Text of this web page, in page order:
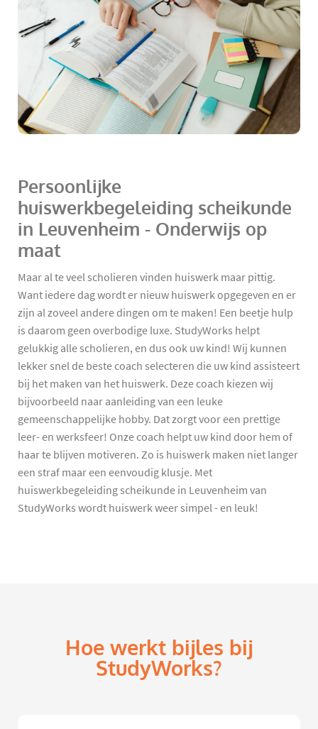
Persoonlijke
huiswerkbegeleiding scheikunde
in Leuvenheim - Onderwijs op
maat
Maar al te veel scholieren vinden huiswerk maar pittig.
Want iedere dag wordt er nieuw huiswerk opgegeven en er
zijn al zoveel andere dingen om te maken! Een beetje hulp
is daarom geen overbodige luxe. StudyWorks helpt
gelukkig alle scholieren, en dus ook uw kind! Wij kunnen
lekker snel de beste coach selecteren die uw kind assisteert
bij het maken van het huiswerk. Deze coach kiezen wij
bijvoorbeeld naar aanleiding van een leuke
gemeenschappelijke hobby. Dat zorgt voor een prettige
leer- en werksfeer! Onze coach helpt uw kind door hem of
haar te blijven motiveren. Zo is huiswerk maken niet langer
een straf maar een eenvoudig klusje. Met
huiswerkbegeleiding scheikunde in Leuvenheim van
StudyWorks wordt huiswerk weer simpel - en leuk!
Hoe werkt bijles bij
StudyWorks?